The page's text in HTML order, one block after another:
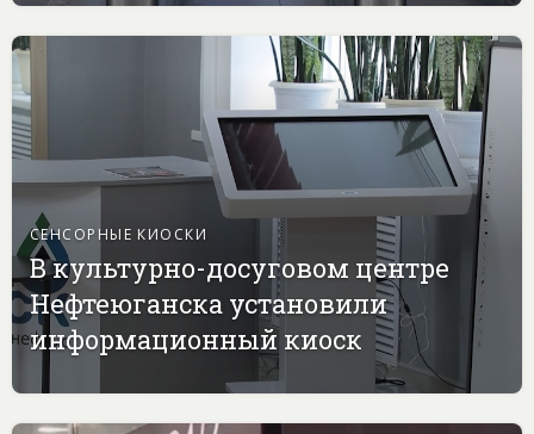
СЕНСОРНЫЕ КИОСКИ
В культурно-досуговом центре
Нефтеюганска установили
информационный киоск